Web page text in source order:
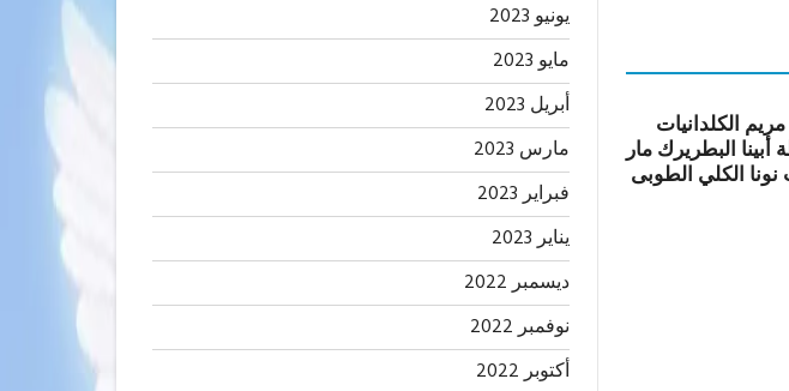
الكلدانيات
البطريرك مار
الكلي الطوبى
يونيو 2023
مايو 2023
أبريل 2023
مارس 2023
فبراير 2023
يناير 2023
ديسمبر 2022
نوفمبر 2022
أكتوبر 2022